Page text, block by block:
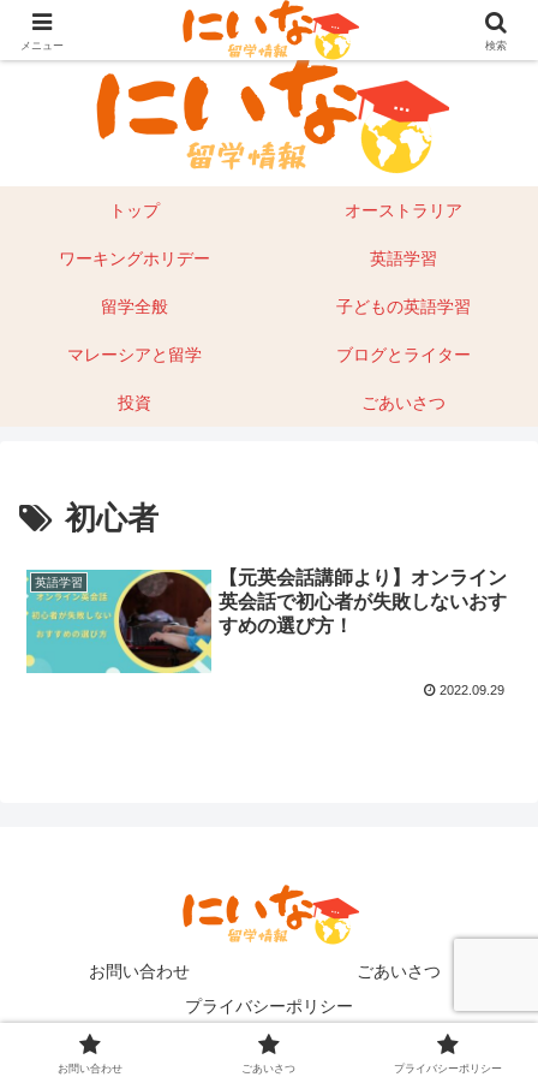
目指せ！英語留学｜オーストラリア留学やマレーシアもあり
トップ オーストラリア
ワーキングホリデー 英語学習
留学全般 子どもの英語学習
マレーシアと留学 ブログとライター
投資 ごあいさつ
初心者
英語学習
【元英会話講師より】オンライン
英会話で初心者が失敗しないおす
すめの選び方！
2022.09.29
お問い合わせ
ごあいさつ
プライバシーポリシー
Copyright © 2021 にいなの英語留学ブログ All Rights Reserved.
メニュー 検索
お問い合わせ ごあいさつ プライバシーポリシー